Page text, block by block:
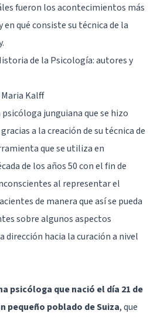
fueron los acontecimientos más
qué consiste su técnica de la
de la Psicología: autores y
Kalff
junguiana que se hizo
a la creación de su técnica de
que se utiliza en
de los años 50 con el fin de
al representar el
de manera que así se pueda
sobre algunos aspectos
dirección hacia la curación a nivel
psicóloga que nació el día 21 de
pequeño poblado de Suiza, que